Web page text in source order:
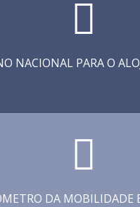
NACIONAL PARA O
DA MOBILIDADE